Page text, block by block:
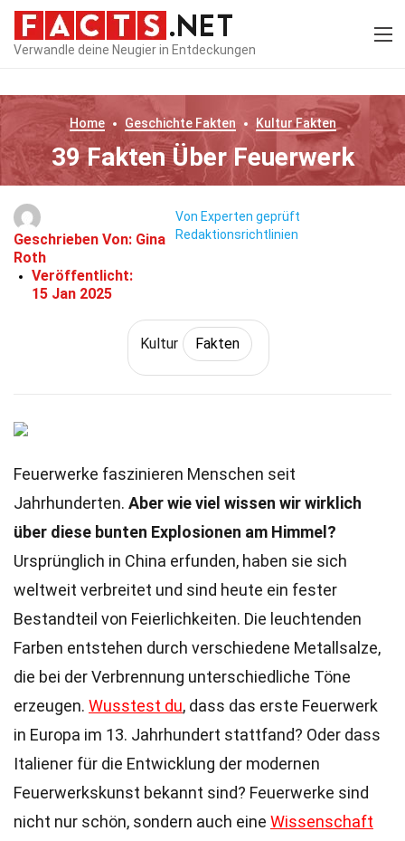
Verwandle deine Neugier in Entdeckungen
Home GeschichteFakten KulturFakten
39 Fakten Über Feuerwerk
Geschrieben Von: Gina
Roth
Veröffentlicht:
15 Jan 2025
Von Experten geprüft
Redaktionsrichtlinien
Kultur Fakten
Feuerwerke faszinieren Menschen seit
Jahrhunderten. Aber wie viel wissen wir wirklich
über diese bunten Explosionen am Himmel?
Ursprünglich in China erfunden, haben sie sich
weltweit verbreitet und sind heute ein fester
Bestandteil von Feierlichkeiten. Die leuchtenden
Farben entstehen durch verschiedene Metallsalze,
die bei der Verbrennung unterschiedliche Töne
erzeugen. Wusstest du, dass das erste Feuerwerk
in Europa im 13. Jahrhundert stattfand? Oder dass
Italiener für die Entwicklung der modernen
Feuerwerkskunst bekannt sind? Feuerwerke sind
nicht nur schön, sondern auch eine Wissenschaft